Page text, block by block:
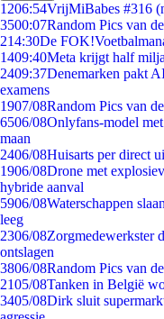
1206:54VrijMiBabes #316
3500:07Random Pics van
214:30De
1409:40Meta krijgt half
2409:37Denemarken pakt
examens
1907/08Random Pics van
6506/08Onlyfans-model
maan
2406/08Huisarts per direct
1906/08Drone met
hybride aanval
5906/08Waterschappen
leeg
2306/08Zorgmedewerkster
ontslagen
3806/08Random Pics van
2105/08Tanken in België
3405/08Dirk sluit